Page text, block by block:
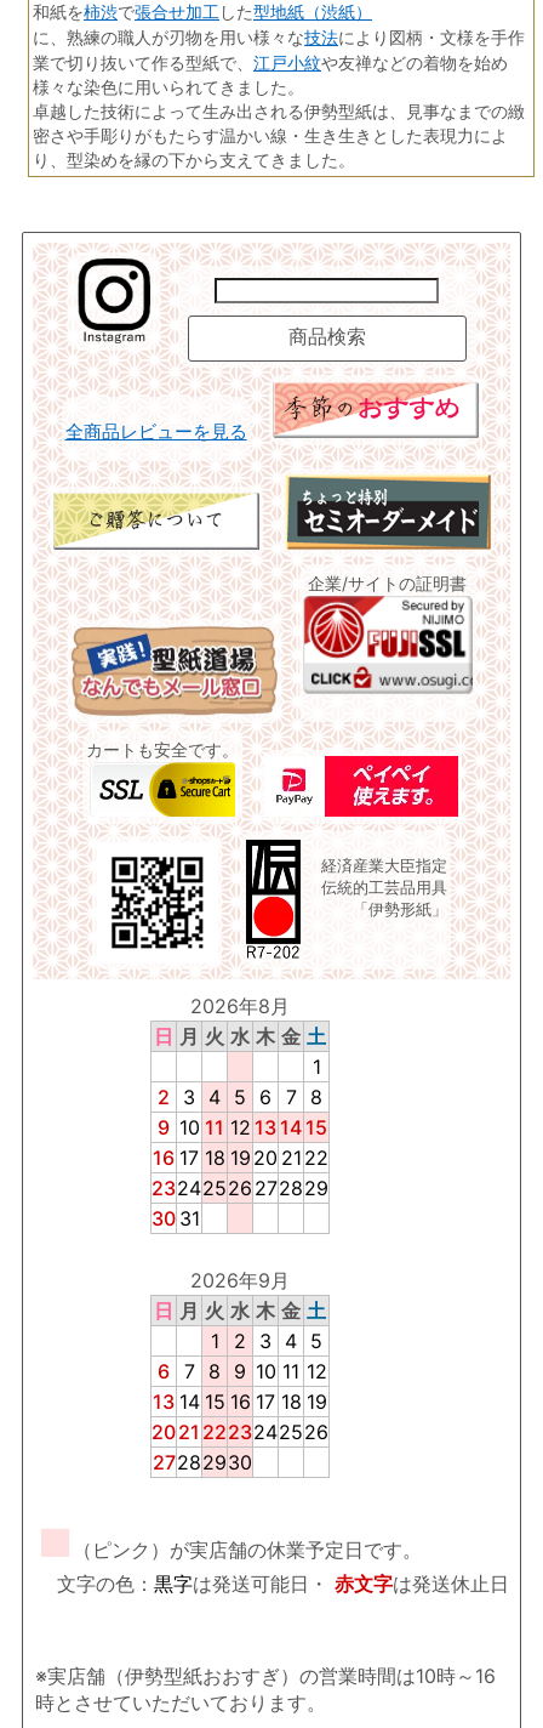
和紙を柿渋で張合せ加工 した型地紙（渋紙）
に、熟練の職人が刃物を用い様々な技法により図柄・文様を手作
業で切り抜いて作る型紙で、 江戸小紋や友禅などの着物を始め
様々な染色に用いられてきました。
卓越した技術によって生み出される伊勢型紙は、見事なまでの緻
密さや手彫りがもたらす温かい線・生き生きとした表現力によ
り、型染めを縁の下から支えてきました。
全商品レビューを見る
企業/サイトの証明書
カートも安全です。
経済産業大臣指定
伝統的工芸品用具
「伊勢形紙」
2026年8月
日 月 火 水 木 金 土
1
2
3 4 5 6 7
8
9 10 11 12 13 14 15
16 17 18 19 20 21 22
23242526 272829
30 31
2026年9月
日 月 火 水 木 金 土
1
2 3 4 5
6 7 8 9 10 11 12
13 14 15 16 17 18 19
2021 2223242526
27282930
■
（ピンク）が実店舗の休業予定日です。
文字の色： 黒字は発送可能日・ 赤文字は発送休止日
※実店舗（伊勢型紙おおすぎ）の営業時間は10時～16
時とさせていただいております。